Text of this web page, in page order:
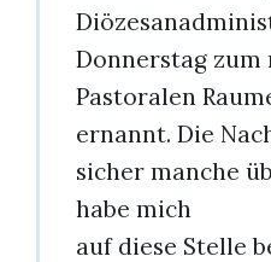
Donnerstag zum
Pastoralen
ernannt. Die
sicher manche
habe mich
auf diese Stelle